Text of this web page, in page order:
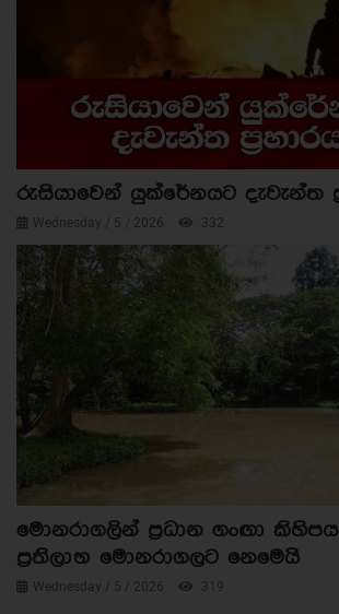
රුසියාවෙන් යුක්රේනයට දැවැන්ත
Wednesday / 5 / 2026 332
මොනරාගලින් ප්‍රධාන ගංඟා
ප්‍රතිලාභ මොනරාගලට නෙමෙයි
Wednesday / 5 / 2026 319